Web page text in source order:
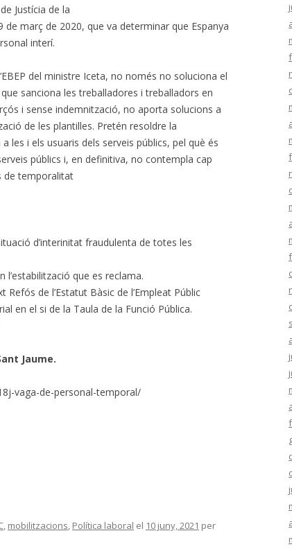
Justícia de la
març de 2020, que va determinar que Espanya
interí.
del ministre Iceta, no només no soluciona el
sanciona les treballadores i treballadors en
i sense indemnització, no aporta solucions a
de les plantilles. Pretén resoldre la
i els usuaris dels serveis públics, pel què és
públics i, en definitiva, no contempla cap
de temporalitat
d’interinitat fraudulenta de totes les
que es reclama.
de l’Estatut Bàsic de l’Empleat Públic
en el si de la Taula de la Funció Pública.
Jaume.
vaga-de-personal-temporal/
, mobilitzacions, Política laboral el 10 juny, 2021 per